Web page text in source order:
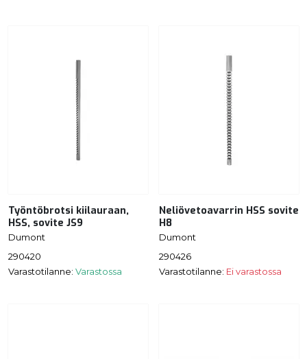
Työntöbrotsi kiilauraan,
HSS, sovite JS9
Dumont
290420
Varastotilanne: Varastossa
Neliövetoavarrin HSS sovite
H8
Dumont
290426
Varastotilanne: Ei varastossa